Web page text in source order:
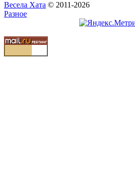
Весела Хата © 2011-2026
Разное